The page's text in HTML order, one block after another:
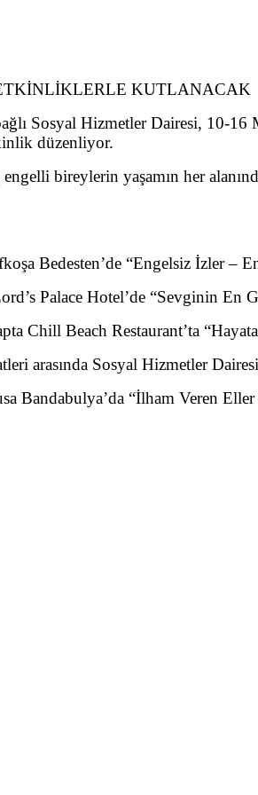
KUTLANACAK
Sosyal Hizmetler Dairesi, 10-
düzenliyor.
bireylerin yaşamın her
Bedesten’de “Engelsiz İzler –
Palace Hotel’de “Sevginin
Chill Beach Restaurant’ta
arasında Sosyal Hizmetler
Bandabulya’da “İlham Veren